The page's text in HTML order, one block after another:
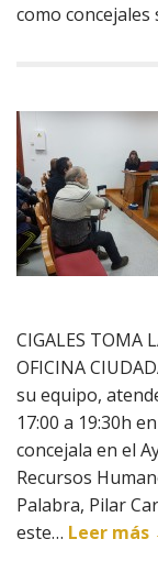
como
CIGALES TOMA
OFICINA
su equipo,
17:00 a 19:30h
concejala en el
Recursos
Palabra, Pilar
este… Leer más